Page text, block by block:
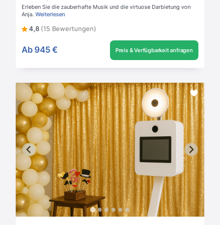
Erleben Sie die zauberhafte Musik und die virtuose Darbietung von
Anja. Weiterlesen
4,8 (15 Bewertungen)
Ab 945 € Preis & Verfügbarkeit anfragen